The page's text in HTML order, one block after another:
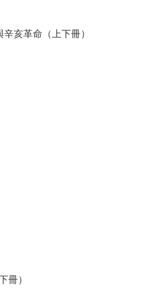
冊）